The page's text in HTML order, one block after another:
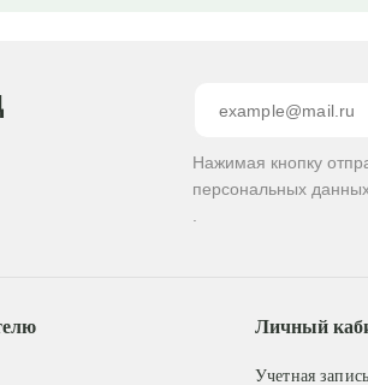
Нажимая кнопку
персональных
Личный
Учетная запись